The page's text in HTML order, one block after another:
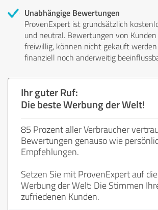
Unabhängige Bewertungen
ProvenExpert ist grundsätzlich
und neutral. Bewertungen von
freiwillig, können nicht gekauft
finanziell noch anderweitig
Ihr guter Ruf:
Die beste Werbung der Welt!
85 Prozent aller Verbraucher
Bewertungen genauso wie
Empfehlungen.
Setzen Sie mit ProvenExpert auf
Werbung der Welt: Die Stimmen
zufriedenen Kunden.